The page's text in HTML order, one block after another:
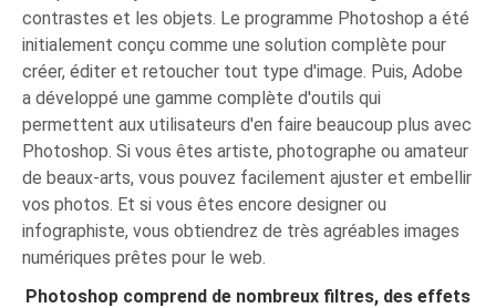
contrastes et les objets. Le programme Photoshop a été
initialement conçu comme une solution complète pour
créer, éditer et retoucher tout type d'image. Puis, Adobe
a développé une gamme complète d'outils qui
permettent aux utilisateurs d'en faire beaucoup plus avec
Photoshop. Si vous êtes artiste, photographe ou amateur
de beaux-arts, vous pouvez facilement ajuster et embellir
vos photos. Et si vous êtes encore designer ou
infographiste, vous obtiendrez de très agréables images
numériques prêtes pour le web.
Photoshop comprend de nombreux filtres, des effets